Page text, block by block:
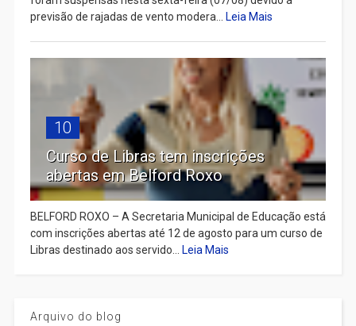
previsão de rajadas de vento modera... Leia Mais
10
Curso de Libras tem inscrições
abertas em Belford Roxo
BELFORD ROXO – A Secretaria Municipal de Educação está
com inscrições abertas até 12 de agosto para um curso de
Libras destinado aos servido... Leia Mais
Arquivo do blog